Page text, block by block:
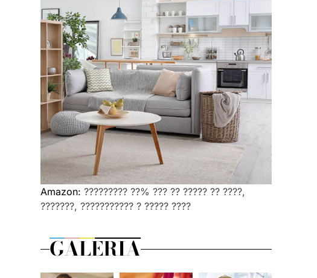
Amazon: ????????? ??% ??? ?? ????? ?? ????,
???????, ??????????? ? ????? ????
GALERIA